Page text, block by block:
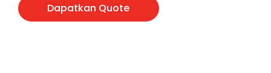
Dapatkan Quote